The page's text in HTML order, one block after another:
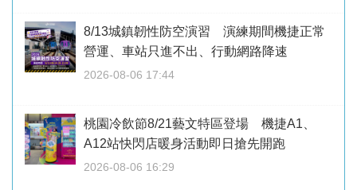
8/13城鎮韌性防空演習 演練期間機捷正常
營運、車站只進不出、行動網路降速
2026-08-06 17:44
桃園冷飲節8/21藝文特區登場 機捷A1、
A12站快閃店暖身活動即日搶先開跑
2026-08-06 16:29